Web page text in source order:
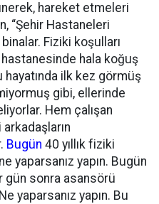
hareket etmeleri
“Şehir Hastaneleri
binalar. Fiziki koşulları
hala koğuş
ilk kez görmüş
gibi, ellerinde
Hem çalışan
Bugün 40 yıllık fiziki
yaparsanız yapın. Bugün
gün sonra asansörü
yaparsanız yapın. Bu